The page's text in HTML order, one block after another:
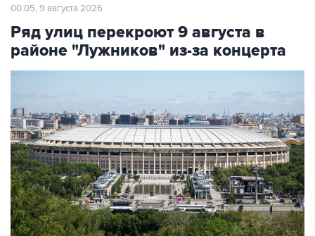
00:05, 9 августа 2026
Ряд улиц перекроют 9 августа в
районе "Лужников" из-за концерта